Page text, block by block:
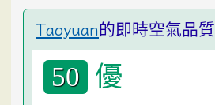
Taoyuan的即時空氣品質
50 優